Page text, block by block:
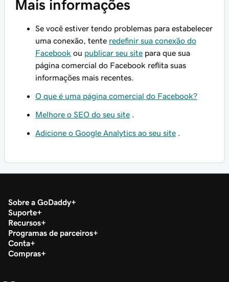
Mais informações
Se você estiver tendo problemas para estabelecer
uma conexão, tente redefinir sua conexão do
Facebook ou publicar seu site para que sua
página comercial do Facebook reflita suas
informações mais recentes.
O que é uma página comercial do Facebook?
Melhore o SEO do seu site .
Adicione o Google Analytics ao seu site .
Sobre a GoDaddy
Suporte
Recursos
Programas de parceiros
Conta
Compras